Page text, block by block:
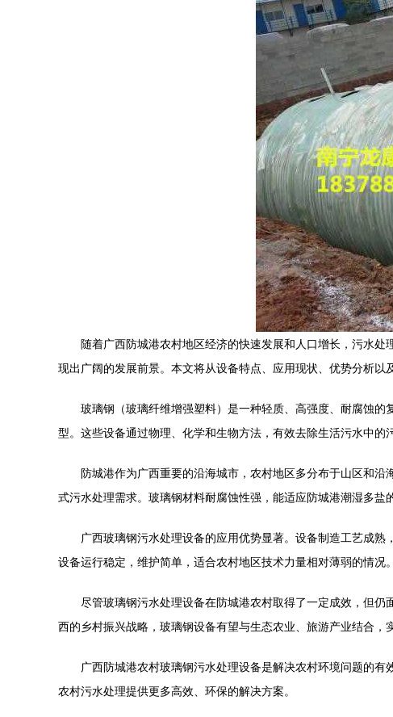
随着广西防城港农村地区经济的快速发展和人口增长，污水
现出广阔的发展前景。本文将从设备特点、应用现状、优势分析以
玻璃钢（玻璃纤维增强塑料）是一种轻质、高强度、耐腐蚀
型。这些设备通过物理、化学和生物方法，有效去除生活污水中的
防城港作为广西重要的沿海城市，农村地区多分布于山区和
式污水处理需求。玻璃钢材料耐腐蚀性强，能适应防城港潮湿多盐
广西玻璃钢污水处理设备的应用优势显著。设备制造工艺成
设备运行稳定，维护简单，适合农村地区技术力量相对薄弱的情
尽管玻璃钢污水处理设备在防城港农村取得了一定成效，但
西的乡村振兴战略，玻璃钢设备有望与生态农业、旅游产业结合，
广西防城港农村玻璃钢污水处理设备是解决农村环境问题的
农村污水处理提供更多高效、环保的解决方案。